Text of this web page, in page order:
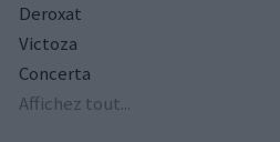
Deroxat
Victoza
Concerta
Affichez tout...